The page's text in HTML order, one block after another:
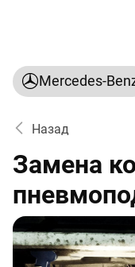
Mercedes-
Назад
Замена